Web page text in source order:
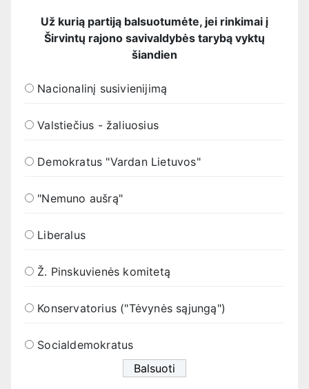
Už kurią partiją balsuotumėte, jei rinkimai į
Širvintų rajono savivaldybės tarybą vyktų
šiandien
Nacionalinį susivienijimą
Valstiečius - žaliuosius
Demokratus "Vardan Lietuvos"
"Nemuno aušrą"
Liberalus
Ž. Pinskuvienės komitetą
Konservatorius ("Tėvynės sąjungą")
Socialdemokratus